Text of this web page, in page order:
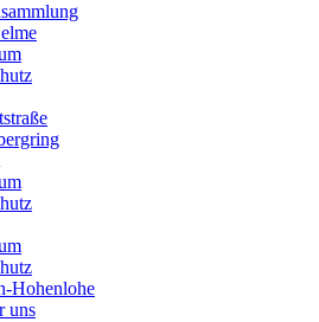
Hohenlohe
uns